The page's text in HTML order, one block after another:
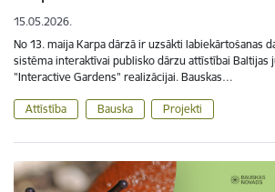
15.05.2026.
No 13. maija Karpa dārzā ir uzsākti labiekārtošanas
sistēma interaktīvai publisko dārzu attīstībai Baltijas
"Interactive Gardens" realizācijai. Bauskas…
Attīstība Bauska Projekti